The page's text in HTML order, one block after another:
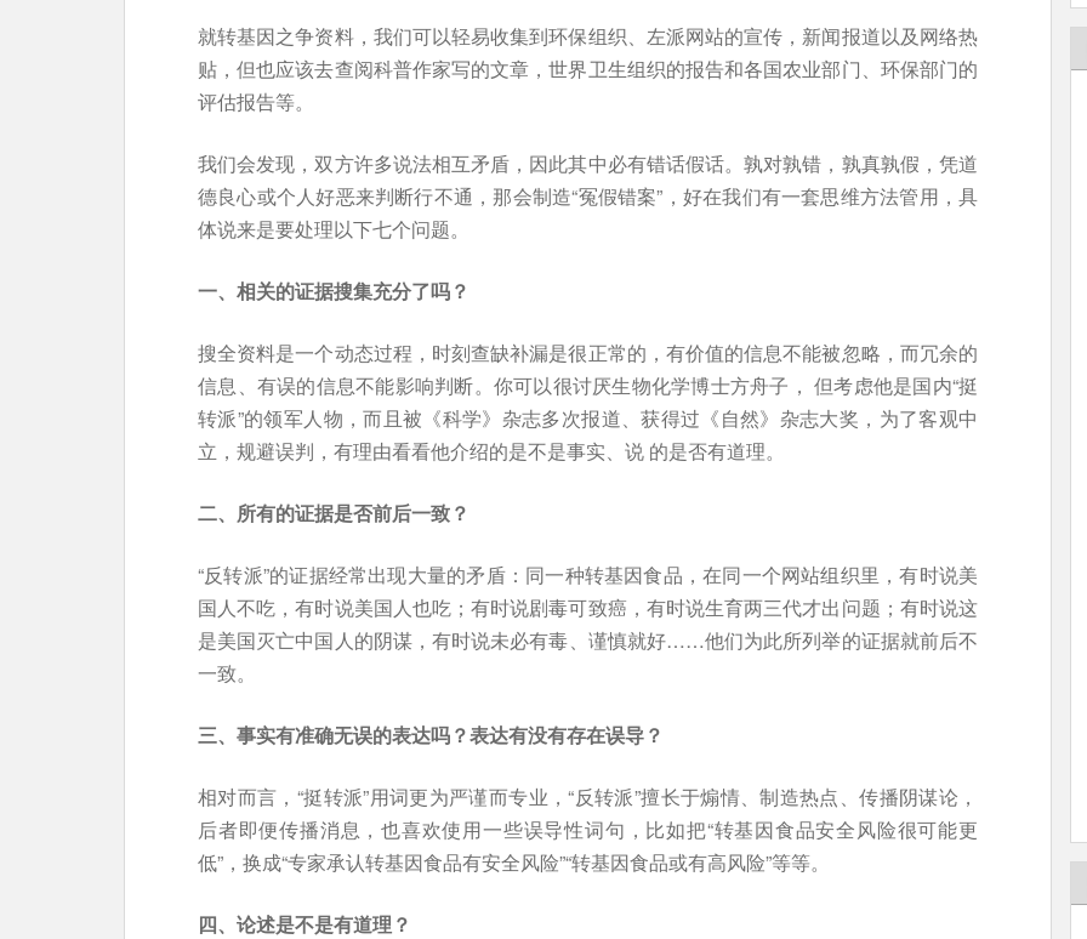
就转基因之争资料，我们可以轻易收集到环保组织、左派网站的宣传，新闻报道以及网络热
贴，但也应该去查阅科普作家写的文章，世界卫生组织的报告和各国农业部门、环保部门的
评估报告等。
我们会发现，双方许多说法相互矛盾，因此其中必有错话假话。孰对孰错，孰真孰假，凭道
德良心或个人好恶来判断行不通，那会制造“冤假错案”，好在我们有一套思维方法管用，具
体说来是要处理以下七个问题。
一、相关的证据搜集充分了吗？
搜全资料是一个动态过程，时刻查缺补漏是很正常的，有价值的信息不能被忽略，而冗余的
信息、有误的信息不能影响判断。你可以很讨厌生物化学博士方舟子， 但考虑他是国内“挺
转派”的领军人物，而且被《科学》杂志多次报道、获得过《自然》杂志大奖，为了客观中
立，规避误判，有理由看看他介绍的是不是事实、说 的是否有道理。
二、所有的证据是否前后一致？
“反转派”的证据经常出现大量的矛盾：同一种转基因食品，在同一个网站组织里，有时说美
国人不吃，有时说美国人也吃；有时说剧毒可致癌，有时说生育两三代才出问题；有时说这
是美国灭亡中国人的阴谋，有时说未必有毒、谨慎就好……他们为此所列举的证据就前后不
一致。
三、事实有准确无误的表达吗？表达有没有存在误导？
相对而言，“挺转派”用词更为严谨而专业，“反转派”擅长于煽情、制造热点、传播阴谋论，
后者即便传播消息，也喜欢使用一些误导性词句，比如把“转基因食品安全风险很可能更
低”，换成“专家承认转基因食品有安全风险”“转基因食品或有高风险”等等。
四、论述是不是有道理？